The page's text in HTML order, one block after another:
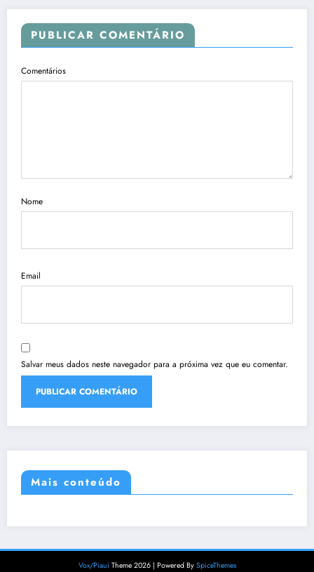
PUBLICAR COMENTÁRIO
Comentários
Nome
Email
Salvar meus dados neste navegador para a próxima vez que eu comentar.
Mais conteúdo
Vox/Piauí Theme 2026 | Powered By SpiceThemes